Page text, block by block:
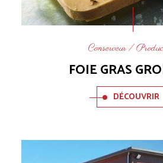
Conserveur /
FOIE GRAS
DÉCOUVRIR